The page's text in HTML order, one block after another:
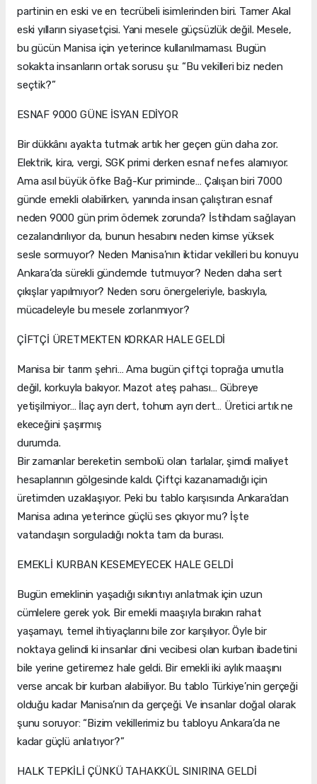
partinin en eski ve en tecrübeli isimlerinden biri. Tamer Akal
eski yılların siyasetçisi. Yani mesele güçsüzlük değil. Mesele,
bu gücün Manisa için yeterince kullanılmaması. Bugün
sokakta insanların ortak sorusu şu: “Bu vekilleri biz neden
seçtik?”
ESNAF 9000 GÜNE İSYAN EDİYOR
Bir dükkânı ayakta tutmak artık her geçen gün daha zor.
Elektrik, kira, vergi, SGK primi derken esnaf nefes alamıyor.
Ama asıl büyük öfke Bağ-Kur priminde… Çalışan biri 7000
günde emekli olabilirken, yanında insan çalıştıran esnaf
neden 9000 gün prim ödemek zorunda? İstihdam sağlayan
cezalandırılıyor da, bunun hesabını neden kimse yüksek
sesle sormuyor? Neden Manisa’nın iktidar vekilleri bu konuyu
Ankara’da sürekli gündemde tutmuyor? Neden daha sert
çıkışlar yapılmıyor? Neden soru önergeleriyle, baskıyla,
mücadeleyle bu mesele zorlanmıyor?
ÇİFTÇİ ÜRETMEKTEN KORKAR HALE GELDİ
Manisa bir tarım şehri… Ama bugün çiftçi toprağa umutla
değil, korkuyla bakıyor. Mazot ateş pahası… Gübreye
yetişilmiyor… İlaç ayrı dert, tohum ayrı dert… Üretici artık ne
ekeceğini şaşırmış
Bir zamanlar bereketin sembolü olan tarlalar, şimdi maliyet
hesaplarının gölgesinde kaldı. Çiftçi kazanamadığı için
üretimden uzaklaşıyor. Peki bu tablo karşısında Ankara’dan
Manisa adına yeterince güçlü ses çıkıyor mu? İşte
vatandaşın sorguladığı nokta tam da burası.
EMEKLİ KURBAN KESEMEYECEK HALE GELDİ
Bugün emeklinin yaşadığı sıkıntıyı anlatmak için uzun
cümlelere gerek yok. Bir emekli maaşıyla bırakın rahat
yaşamayı, temel ihtiyaçlarını bile zor karşılıyor. Öyle bir
noktaya gelindi ki insanlar dini vecibesi olan kurban ibadetini
bile yerine getiremez hale geldi. Bir emekli iki aylık maaşını
verse ancak bir kurban alabiliyor. Bu tablo Türkiye’nin gerçeği
olduğu kadar Manisa’nın da gerçeği. Ve insanlar doğal olarak
şunu soruyor: “Bizim vekillerimiz bu tabloyu Ankara’da ne
kadar güçlü anlatıyor?”
HALK TEPKİLİ ÇÜNKÜ TAHAKKÜL SINIRINA GELDİ